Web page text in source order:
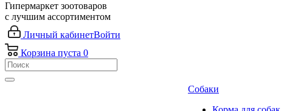
Гипермаркет зоотоваров
с лучшим ассортиментом
Личный кабинетВойти
Корзина пуста 0
Собаки